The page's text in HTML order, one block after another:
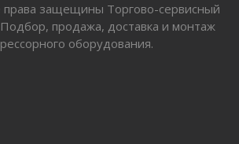
защещины Торгово-сервисный
продажа, доставка и монтаж
оборудования.